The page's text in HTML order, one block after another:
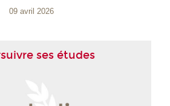
09 avril 2026
ses études